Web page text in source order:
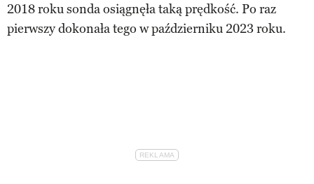
2018 roku sonda osiągnęła taką prędkość. Po raz
pierwszy dokonała tego w październiku 2023 roku.